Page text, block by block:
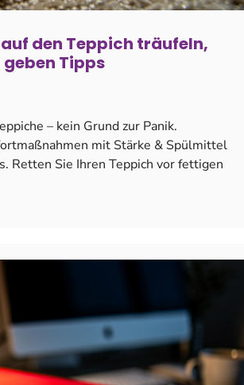
den Teppich träufeln,
Tipps
– kein Grund zur Panik.
mit Stärke & Spülmittel
Retten Sie Ihren Teppich vor fettigen